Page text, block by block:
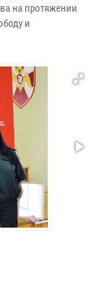
на протяжении
и